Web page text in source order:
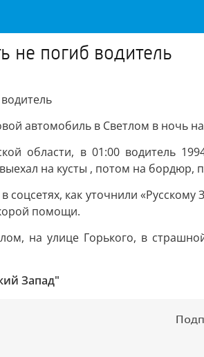
не погиб водитель
автомобиль в Светлом в ночь
области, в 01:00 водитель
на кусты , потом на бордюр,
соцсетях, как уточнили
помощи.
на улице Горького, в
Запад"